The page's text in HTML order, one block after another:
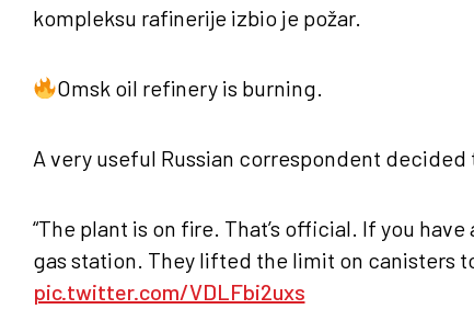
kompleksu rafinerije izbio je požar.
Omsk oil refinery is burning.
A very useful Russian correspondent decided
“The plant is on fire. That’s official. If you
gas station. They lifted the limit on canisters
pic.twitter.com/VDLFbi2uxs